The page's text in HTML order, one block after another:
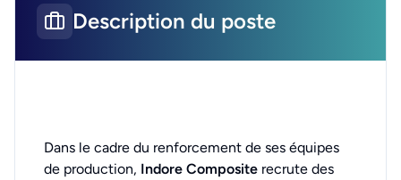
Description du poste
Dans le cadre du renforcement de ses équipes
de production, Indore Composite recrute des